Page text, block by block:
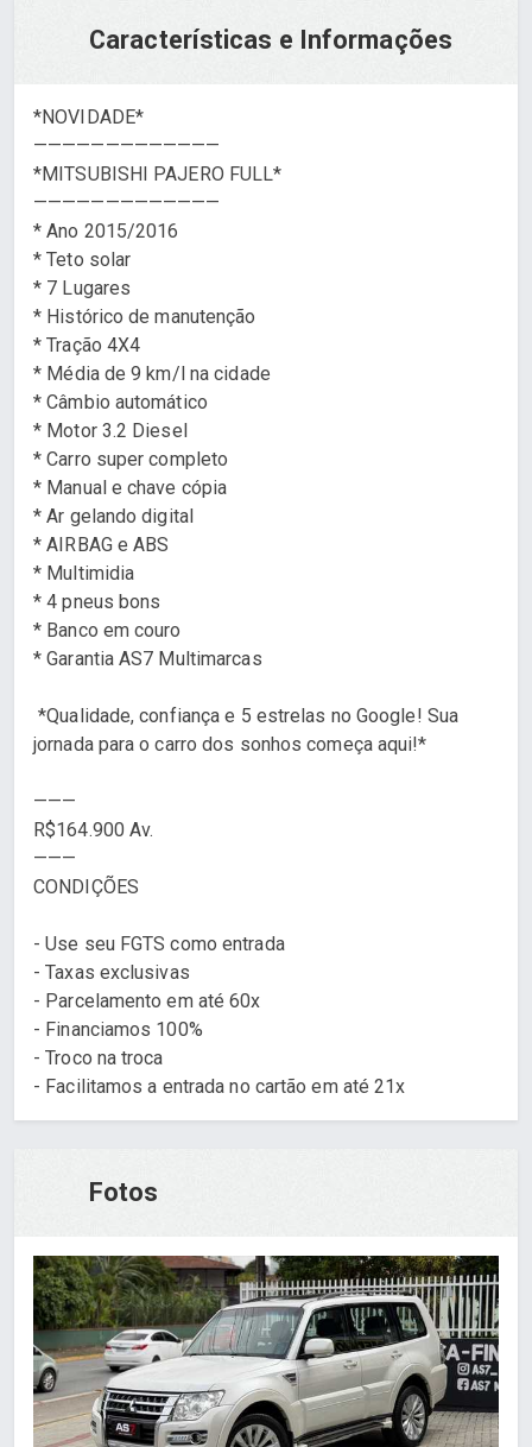
Características e Informações
*NOVIDADE*
—————————————
*MITSUBISHI PAJERO FULL*
—————————————
* Ano 2015/2016
* Teto solar
* 7 Lugares
* Histórico de manutenção
* Tração 4X4
* ⁠Média de 9 km/l na cidade
* Câmbio automático
* Motor 3.2 Diesel
* Carro super completo
* Manual e chave cópia
* Ar gelando digital
* AIRBAG e ABS
* Multimidia
* 4 pneus bons
* Banco em couro
* Garantia AS7 Multimarcas
*Qualidade, confiança e 5 estrelas no Google! Sua
jornada para o carro dos sonhos começa aqui!*
———
R$164.900 Av.
———
CONDIÇÕES
- Use seu FGTS como entrada
- Taxas exclusivas
- Parcelamento em até 60x
- Financiamos 100%
- Troco na troca
- Facilitamos a entrada no cartão em até 21x
Fotos